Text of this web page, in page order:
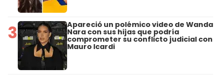
3 Apareció un polémico video de Wanda
Nara con sus hijas que podría
comprometer su conflicto judicial con
Mauro Icardi